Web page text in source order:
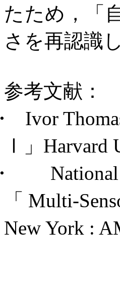
たため，「
さを再認識
参考文献：
Ivor
Ⅰ」 Harvard
「 Multi-
New York :